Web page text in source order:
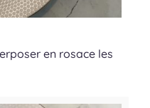
en rosace les